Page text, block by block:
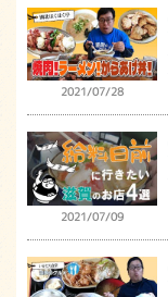
2021/07/28
2021/07/09